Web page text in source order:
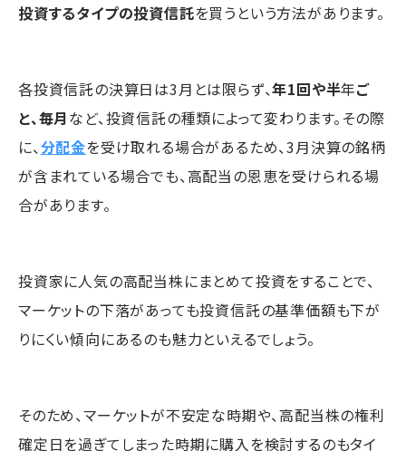
投資するタイプの投資信託を買うという方法があります。
各投資信託の決算日は3月とは限らず、年1回や半年ご
と、毎月など、投資信託の種類によって変わります。その際
に、分配金を受け取れる場合があるため、3月決算の銘柄
が含まれている場合でも、高配当の恩恵を受けられる場
合があります。
投資家に人気の高配当株にまとめて投資をすることで、
マーケットの下落があっても投資信託の基準価額も下が
りにくい傾向にあるのも魅力といえるでしょう。
そのため、マーケットが不安定な時期や、高配当株の権利
確定日を過ぎてしまった時期に購入を検討するのもタイ